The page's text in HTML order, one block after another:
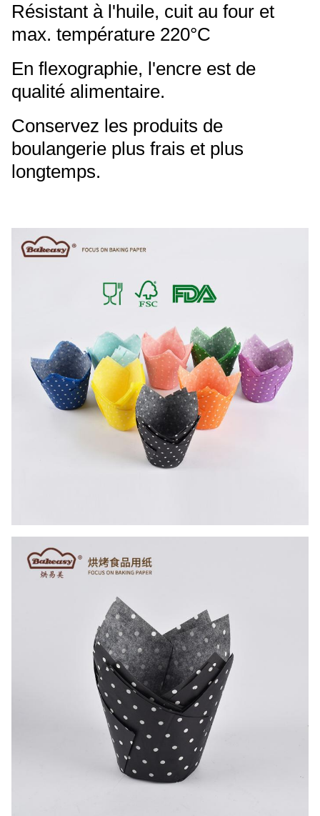
Résistant à l'huile, cuit au four et
max. température 220°C
En flexographie, l'encre est de
qualité alimentaire.
Conservez les produits de
boulangerie plus frais et plus
longtemps.